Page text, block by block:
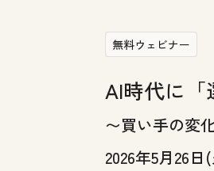
無料ウェビナー
AI時代に
〜買い手の変
2026年5月26日(